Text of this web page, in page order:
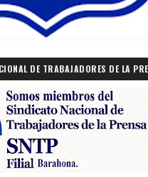
DE TRABAJADORES DE LA